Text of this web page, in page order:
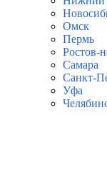
Омск
Пермь
Ростов-
Самара
Санкт-
Уфа